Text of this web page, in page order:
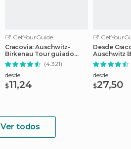
GetYourGuide
Cracovia: Auschwitz-
Birkenau Tour guiado
Opciones de
recogida/comida
(4.321)
desde
$11,24
Desde
Auschwitz
en grupo
servicio de
desde
$27,50
Ver todos